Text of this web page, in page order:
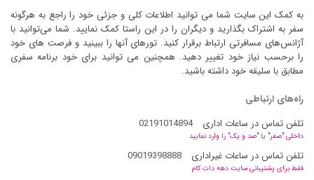
به کمک این سایت شما می توانید اطلاعات کلی و جزئی خود را راجع به هرگونه
سفر به اشتراک بگذارید و دیگران را در این راستا کمک نمایید. شما می‌توانید با
آژانس‌های مسافرتی ارتباط برقرار کنید. تورهای آنها را ببینید و فرصت های خود
را برحسب نیاز خود تغییر دهید. همچنین می توانید برای خود برنامه سفری
مطابق با سلیقه خود داشته باشید.
راه‌های ارتباطی
تلفن تماس در ساعات اداری
02191014894
داخلی "صفر" یا "صد و یک" را وارد نمایید
تلفن تماس در ساعات غیراداری 09019398888
فقط برای پشتیبانی سایت دهه دات کام